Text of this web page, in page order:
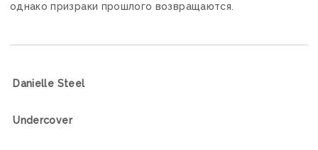
однако призраки прошлого возвращаются.
Danielle Steel
Undercover